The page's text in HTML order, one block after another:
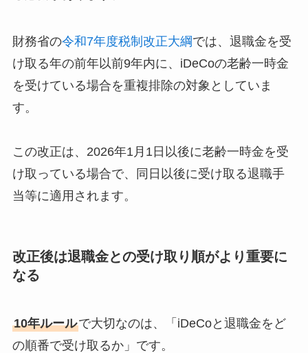
財務省の令和7年度税制改正大綱では、退職金を受
け取る年の前年以前9年内に、iDeCoの老齢一時金
を受けている場合を重複排除の対象としていま
す。
この改正は、2026年1月1日以後に老齢一時金を受
け取っている場合で、同日以後に受け取る退職手
当等に適用されます。
改正後は退職金との受け取り順がより重要に
なる
10年ルールで大切なのは、「iDeCoと退職金をど
の順番で受け取るか」です。